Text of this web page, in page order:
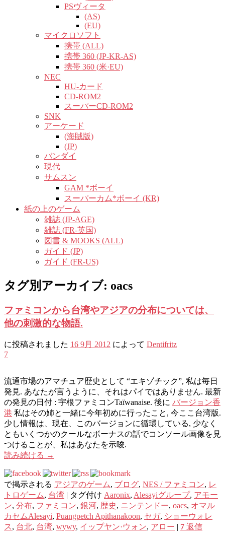
PSヴィータ
(AS)
(EU)
マイクロソフト
携帯 (ALL)
携帯 360 (JP-KR-AS)
携帯 360 (米·EU)
NEC
HU-カード
CD-ROM2
スーパーCD-ROM2
SNK
アーケード
(海賊版)
(JP)
バンダイ
現代
サムスン
GAM *ボーイ
スーパーカム*ボーイ (KR)
紙の上のゲーム
雑誌 (JP-AGE)
雑誌 (FR-英国)
図書 & MOOKS (ALL)
ガイド (JP)
ガイド (FR-US)
タグ別アーカイブ: oacs
ファミコンから台湾やアジアの分布については、
他の刺激的な物語.
に投稿されました 16 9月 2012 によって Dentifritz
7
流通市場のアマチュア歴史として “エキゾチック”, 私は毎日
発見. あなたが言うように、それはパイではありません. 最新
の発見の日付 : 宇根ファミコンTaïwanaise. 後に バージョン香
港 私はその姉と一緒に今年初めに行ったこと, 今ここ台湾版.
少し情報は、現在、このバージョンに循環している, 少なく
ともいくつかのクールなボーナスの話でコンソール画像を見
つけることが、私はあなたを示唆.
読み続ける →
で掲示される アジアのゲーム, ブログ, NES / ファミコン, レ
トロゲーム, 台湾 | タグ付け Aaronix, Alesayiグループ, アモー
ン, 分布, ファミコン, 銀河, 歴史, ニンテンドー, oacs, オマル
カセムAlesayi, Puangpetch Apithanakoon, セガ, ショーウォレ
ス , 台北, 台湾, wywy, イップヤン·ウォン, アロー | 7 返信